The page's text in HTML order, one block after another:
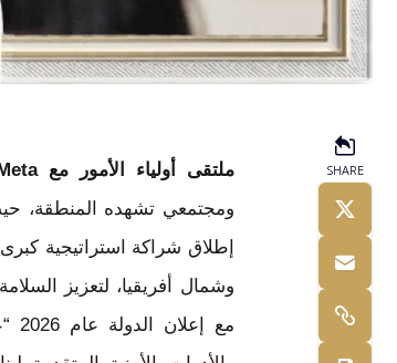
SHARE ملتقى أولياء الأمور مع Meta
ومجتمعي تشهده المنطقة،
مع